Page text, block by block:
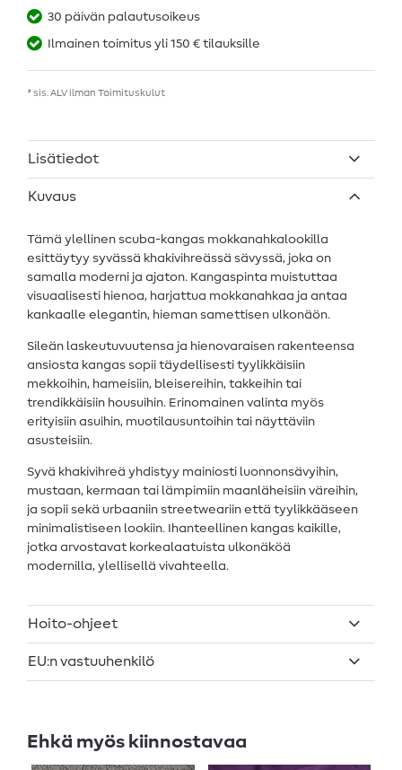
30 päivän palautusoikeus
Ilmainen toimitus yli 150 € tilauksille
* sis. ALV ilman Toimituskulut
Lisätiedot
Kuvaus
Tämä ylellinen scuba-kangas mokkanahkalookilla
esittäytyy syvässä khakivihreässä sävyssä, joka on
samalla moderni ja ajaton. Kangaspinta muistuttaa
visuaalisesti hienoa, harjattua mokkanahkaa ja antaa
kankaalle elegantin, hieman samettisen ulkonäön.
Sileän laskeutuvuutensa ja hienovaraisen rakenteensa
ansiosta kangas sopii täydellisesti tyylikkäisiin
mekkoihin, hameisiin, bleisereihin, takkeihin tai
trendikkäisiin housuihin. Erinomainen valinta myös
erityisiin asuihin, muotilausuntoihin tai näyttäviin
asusteisiin.
Syvä khakivihreä yhdistyy mainiosti luonnonsävyihin,
mustaan, kermaan tai lämpimiin maanläheisiin väreihin,
ja sopii sekä urbaaniin streetweariin että tyylikkääseen
minimalistiseen lookiin. Ihanteellinen kangas kaikille,
jotka arvostavat korkealaatuista ulkonäköä
modernilla, ylellisellä vivahteella.
Hoito-ohjeet
EU:n vastuuhenkilö
Ehkä myös kiinnostavaa